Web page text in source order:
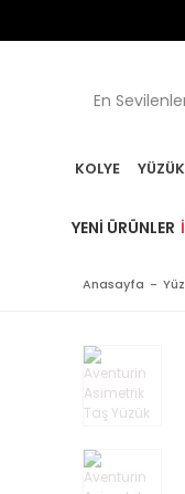
En
KOLYE YÜZÜK
YENI ÜRÜNLER
Anasayfa